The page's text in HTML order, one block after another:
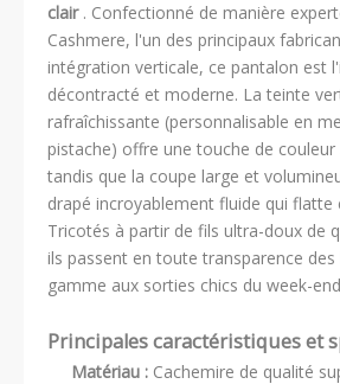
clair . Confectionné de manière
Cashmere, l'un des principaux
intégration verticale, ce pantalon est
décontracté et moderne. La teinte
rafraîchissante (personnalisable en
pistache) offre une touche de
tandis que la coupe large et
drapé incroyablement fluide qui flatte
Tricotés à partir de fils ultra-doux de
ils passent en toute transparence
gamme aux sorties chics du week-
Principales caractéristiques et
Matériau : Cachemire de qualité